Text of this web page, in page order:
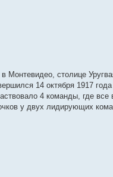
Монтевидео, столице
14 октября 1917
4 команды, где
у двух лидирующих